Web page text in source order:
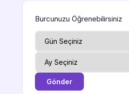
Burcunuzu Öğrenebilirsiniz